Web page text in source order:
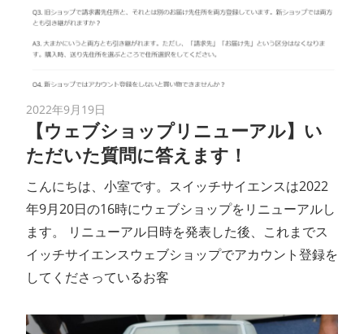
2022年9月19日
【ウェブショップリニューアル】い
ただいた質問に答えます！
こんにちは、小室です。スイッチサイエンスは2022
年9月20日の16時にウェブショップをリニューアルし
ます。 リニューアル日時を発表した後、これまでス
イッチサイエンスウェブショップでアカウント登録を
してくださっているお客